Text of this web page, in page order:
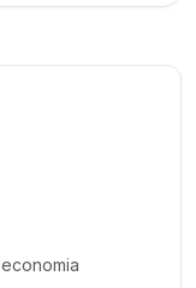
economia